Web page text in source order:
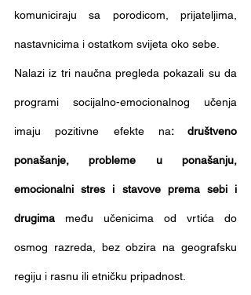
komuniciraju sa porodicom, prijateljima,
nastavnicima i ostatkom svijeta oko sebe.
Nalazi iz tri naučna pregleda pokazali su da
programi socijalno-emocionalnog učenja
imaju pozitivne efekte na: društveno
ponašanje, probleme u ponašanju,
emocionalni stres i stavove prema sebi i
drugima među učenicima od vrtića do
osmog razreda, bez obzira na geografsku
regiju i rasnu ili etničku pripadnost.